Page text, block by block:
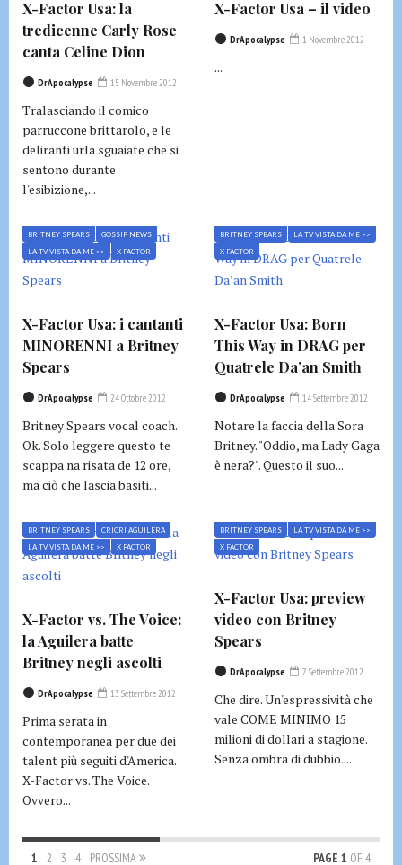
X-Factor Usa: la
tredicenne Carly Rose
canta Celine Dion
DrApocalypse 15 Novembre 2012
Tralasciando il comico
parruccone brittarolo, e le
deliranti urla sguaiate che si
sentono durante
l'esibizione,...
X-Factor Usa – il video
DrApocalypse 1 Novembre 2012
...
BRITNEY SPEARS
GOSSIP NEWS
LA TV VISTA DA ME >>
X FACTOR
X-Factor Usa: i cantanti
MINORENNI a Britney
Spears
DrApocalypse 24 Ottobre 2012
Britney Spears vocal coach.
Ok. Solo leggere questo te
scappa na risata de 12 ore,
ma ciò che lascia basiti...
BRITNEY SPEARS
LA TV VISTA DA ME >>
X FACTOR
X-Factor Usa: Born
This Way in DRAG per
Quatrele Da’an Smith
DrApocalypse 14 Settembre 2012
Notare la faccia della Sora
Britney. "Oddio, ma Lady Gaga
è nera?". Questo il suo...
BRITNEY SPEARS
CRICRI AGUILERA
LA TV VISTA DA ME >>
X FACTOR
X-Factor vs. The Voice:
la Aguilera batte
Britney negli ascolti
DrApocalypse 13 Settembre 2012
Prima serata in
contemporanea per due dei
talent più seguiti d'America.
X-Factor vs. The Voice.
Ovvero...
BRITNEY SPEARS
LA TV VISTA DA ME >>
X FACTOR
X-Factor Usa: preview
video con Britney
Spears
DrApocalypse 7 Settembre 2012
Che dire. Un'espressività che
vale COME MINIMO 15
milioni di dollari a stagione.
Senza ombra di dubbio....
1 2 3 4 PROSSIMA PAGE 1 OF 4